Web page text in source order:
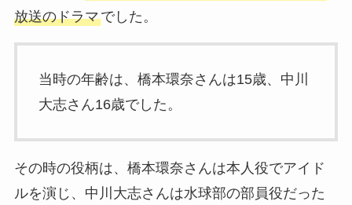
放送のドラマでした。
当時の年齢は、橋本環奈さんは15歳、中川
大志さん16歳でした。
その時の役柄は、橋本環奈さんは本人役でアイド
ルを演じ、中川大志さんは水球部の部員役だった